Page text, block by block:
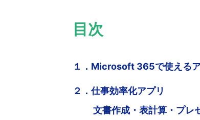
目次
１．Microsoft 365で使える
２．仕事効率化アプリ
文書作成・表計算・プレ